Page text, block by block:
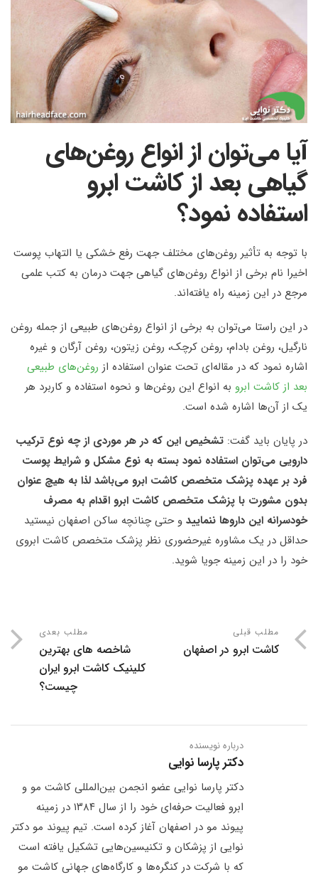
آیا می‌توان از انواع روغن‌های
گیاهی بعد از کاشت ابرو
استفاده نمود؟
با توجه به تأثیر روغن‌های مختلف جهت رفع خشکی یا التهاب پوست
اخیرا نام برخی از انواع روغن‌های گیاهی جهت درمان به کتب علمی
مرجع در این زمینه راه‌ یافته‌اند.
در این راستا می‌توان به برخی از انواع روغن‌های طبیعی از جمله روغن
نارگیل، روغن بادام، روغن کرچک، روغن زیتون، روغن آرگان و غیره
اشاره نمود که در مقاله‌ای تحت عنوان استفاده از روغن‌های طبیعی
بعد از کاشت ابرو به انواع این روغن‌ها و نحوه استفاده و کاربرد هر
یک از آن‌ها اشاره شده است.
در پایان باید گفت: تشخیص این که در هر موردی از چه نوع ترکیب
دارویی می‌توان استفاده نمود بسته به نوع مشکل و شرایط پوست
فرد بر عهده پزشک متخصص کاشت ابرو می‌باشد لذا به هیچ عنوان
بدون مشورت با پزشک متخصص کاشت ابرو اقدام به مصرف
خودسرانه این داروها ننمایید و حتی چنانچه ساکن اصفهان نیستید
حداقل در یک مشاوره غیرحضوری نظر پزشک متخصص کاشت ابروی
خود را در این زمینه جویا شوید.
مطلب قبلی
کاشت ابرو در اصفهان
مطلب بعدی
شاخصه های بهترین
کلینیک کاشت ابرو ایران
چیست؟
درباره نویسنده
دکتر پارسا نوایی
دکتر پارسا نوایی عضو انجمن بین‌المللی کاشت مو و
ابرو فعالیت حرفه‌ای خود را از سال ۱۳۸۴ در زمینه
پیوند مو در اصفهان آغاز کرده است. تیم پیوند مو دکتر
نوایی از پزشکان و تکنیسین‌هایی تشکیل یافته است
که با شرکت در کنگره‌ها و کارگاه‌های جهانی کاشت مو